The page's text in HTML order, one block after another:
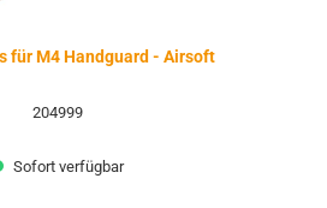
für M4 Handguard - Airsoft
204999
Sofort verfügbar